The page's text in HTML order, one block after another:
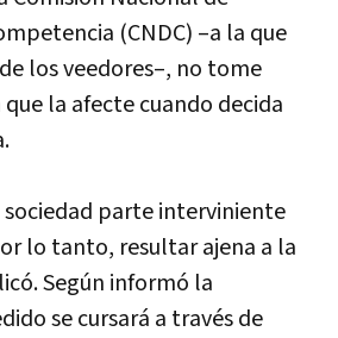
(CNDC) –a la que
los veedores–, no tome
la afecte cuando decida
sociedad parte interviniente
lo tanto, resultar ajena a la
Según informó la
se cursará a través de